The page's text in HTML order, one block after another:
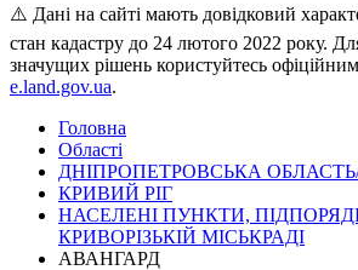
⚠️ Дані на сайті мають довідковий
стан кадастру до 24 лютого 2022 року.
значущих рішень користуйтесь
e.land.gov.ua.
Головна
Області
ДНІПРОПЕТРОВСЬКА
КРИВИЙ РІГ
НАСЕЛЕНІ ПУНКТИ,
КРИВОРІЗЬКІЙ МІСЬКРАДІ
АВАНГАРД